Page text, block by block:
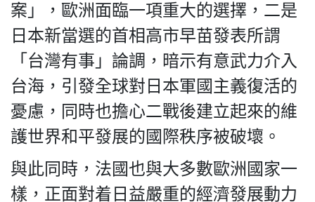
案」，歐洲面臨一項重大的選擇，二是
日本新當選的首相高市早苗發表所謂
「台灣有事」論調，暗示有意武力介入
台海，引發全球對日本軍國主義復活的
憂慮，同時也擔心二戰後建立起來的維
護世界和平發展的國際秩序被破壞。
與此同時，法國也與大多數歐洲國家一
樣，正面對着日益嚴重的經濟發展動力